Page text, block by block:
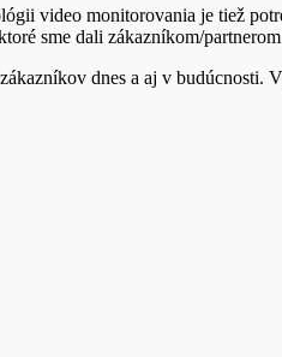
video monitorovania je tiež
sme dali zákazníkom/
dnes a aj v budúcnosti.